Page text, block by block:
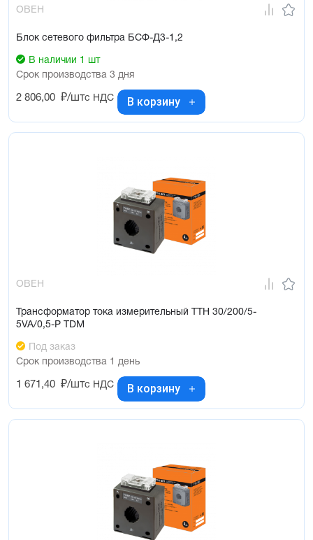
ОВЕН
Блок сетевого фильтра БСФ-Д3-1,2
В наличии 1 шт
Срок производства 3 дня
2 806,00 ₽/штс НДС В корзину
ОВЕН
Трансформатор тока измерительный ТТН 30/200/5-
5VA/0,5-Р TDM
Под заказ
Срок производства 1 день
1 671,40 ₽/штс НДС В корзину